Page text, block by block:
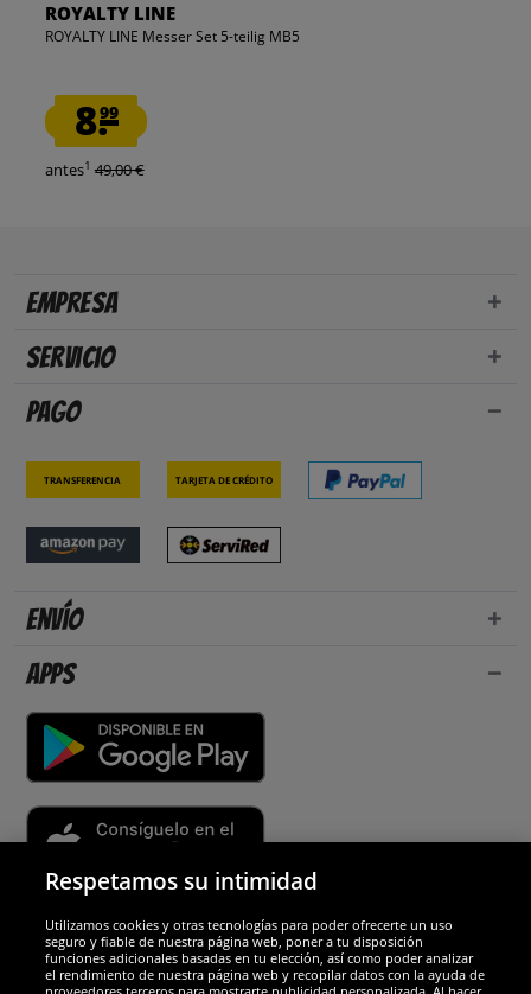
ROYALTY LINE
ROYALTY LINE Messer Set 5-teilig MB5
8.99
antes1 49,00 €
Empresa
Servicio
Pago
Transferencia Tarjeta de crédito
Envío
Apps
Socios y seguridad
Respetamos su intimidad
Utilizamos cookies y otras tecnologías para poder ofrecerte un uso
seguro y fiable de nuestra página web, poner a tu disposición
funciones adicionales basadas en tu elección, así como poder analizar
el rendimiento de nuestra página web y recopilar datos con la ayuda de